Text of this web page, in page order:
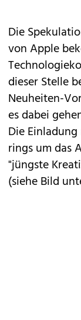
Die
von Apple
dieser Stelle
Neuheiten-
es dabei
Die
rings um das
"jüngste
(siehe Bild